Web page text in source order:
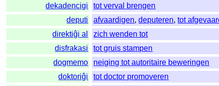
dekadencigi
tot verval brengen
deputi
afvaardigen,deputeren,tot
direktiĝi al
zich wenden tot
disfrakasi
tot gruis stampen
dogmemo
neiging tot autoritaire beweringen
doktoriĝi
tot doctor promoveren